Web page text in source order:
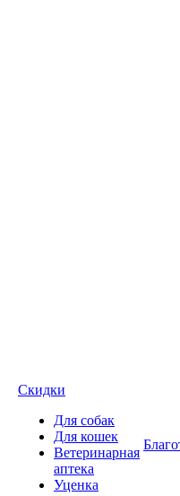
Скидки
Для собак
Для кошек
Ветеринарная
аптека
Уценка